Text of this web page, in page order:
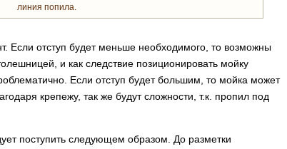
линия попила.
Если отступ будет меньше необходимого, то возможны
и как следствие позиционировать мойку
Если отступ будет большим, то мойка может
крепежу, так же будут сложности, т.к. пропил под
поступить следующем образом. До разметки